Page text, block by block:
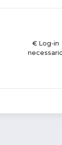
€ Log-in